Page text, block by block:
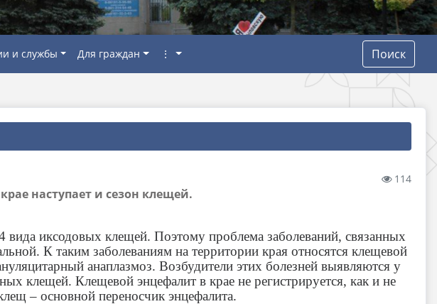
и службы Для граждан ⋮ Поиск
114
наступает и сезон клещей.
вида иксодовых клещей. Поэтому проблема заболеваний, связанных
К таким заболеваниям на территории края относятся клещевой
анаплазмоз. Возбудители этих болезней выявляются у
клещей. Клещевой энцефалит в крае не регистрируется, как и не
– основной переносчик энцефалита.